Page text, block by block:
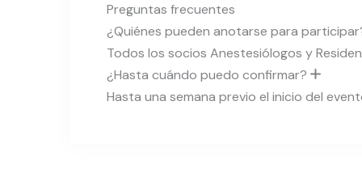
Preguntas frecuentes
¿Quiénes pueden anotarse para
Todos los socios Anestesiólogos y
¿Hasta cuándo puedo confirmar?
Hasta una semana previo el inicio del